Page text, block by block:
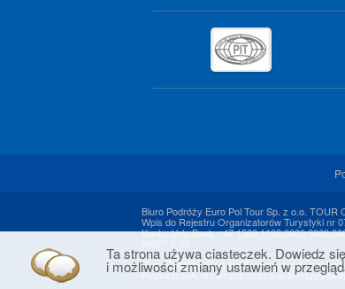
Biuro Podróży Euro Pol Tour Sp. z o.o. TOUR
Wpis do Rejestru Organizatorów Turystyki nr
Konto: Velo Bank - 47 1560 1108 0000 9060
Biuro Podróży Euro Pol Tour sp. z o.o. jest
Rozwoju S.A. w ramach tarczy antykryzysowej
Ta strona używa ciasteczek. Dowiedz
i możliwości zmiany ustawień w